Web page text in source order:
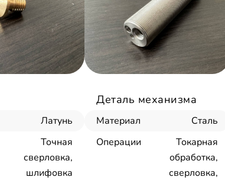
Латунь
Точная
сверловка,
шлифовка
Деталь механизма
Материал
Сталь
Операции
Токарная
обработка,
сверловка,